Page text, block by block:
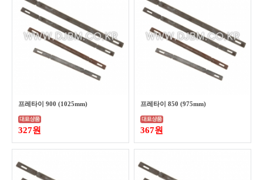
프레타이 900 (1025mm)
327원
프레타이 850 (975mm)
367원